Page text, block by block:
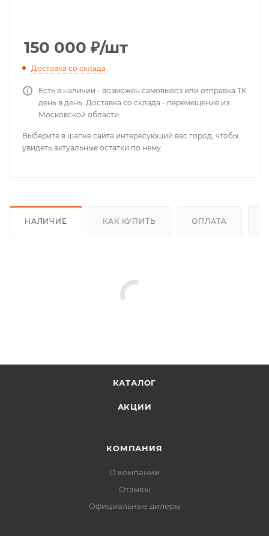
150 000 ₽/шт
Доставка со склада
Есть в наличии - возможен самовывоз или отправка ТК
день в день. Доставка со склада - перемещение из
Московской области.
Выберите в шапке сайта интересующий вас город, чтобы
увидеть актуальные остатки по нему.
НАЛИЧИЕ КАК КУПИТЬ ОПЛАТА
КАТАЛОГ
АКЦИИ
КОМПАНИЯ
О компании
Отзывы
Официальные дилеры